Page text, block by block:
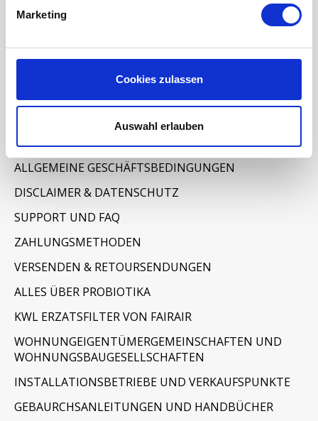
Marketing
Cookies zulassen
Auswahl erlauben
Mein Konto
Meine Bestellungen
Meine Nachrichten (Tickets)
IMPRESSUM
ALLGEMEINE GESCHÄFTSBEDINGUNGEN
DISCLAIMER & DATENSCHUTZ
SUPPORT UND FAQ
ZAHLUNGSMETHODEN
VERSENDEN & RETOURSENDUNGEN
ALLES ÜBER PROBIOTIKA
KWL ERZATSFILTER VON FAIRAIR
WOHNUNGEIGENTÜMERGEMEINSCHAFTEN UND
WOHNUNGSBAUGESELLSCHAFTEN
INSTALLATIONSBETRIEBE UND VERKAUFSPUNKTE
GEBAURCHSANLEITUNGEN UND HANDBÜCHER